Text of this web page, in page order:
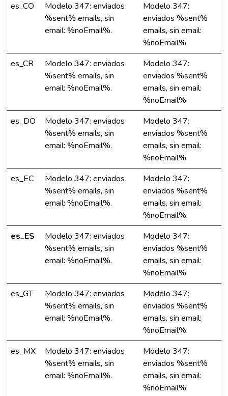
es_CO
Modelo 347: enviados
%sent% emails, sin
email: %noEmail%.
Modelo 347:
enviados %sent%
emails, sin email:
%noEmail%.
es_CR
Modelo 347: enviados
%sent% emails, sin
email: %noEmail%.
Modelo 347:
enviados %sent%
emails, sin email:
%noEmail%.
es_DO
Modelo 347: enviados
%sent% emails, sin
email: %noEmail%.
Modelo 347:
enviados %sent%
emails, sin email:
%noEmail%.
es_EC
Modelo 347: enviados
%sent% emails, sin
email: %noEmail%.
Modelo 347:
enviados %sent%
emails, sin email:
%noEmail%.
es_ES
Modelo 347: enviados
%sent% emails, sin
email: %noEmail%.
Modelo 347:
enviados %sent%
emails, sin email:
%noEmail%.
es_GT
Modelo 347: enviados
%sent% emails, sin
email: %noEmail%.
Modelo 347:
enviados %sent%
emails, sin email:
%noEmail%.
es_MX
Modelo 347: enviados
%sent% emails, sin
email: %noEmail%.
Modelo 347:
enviados %sent%
emails, sin email:
%noEmail%.